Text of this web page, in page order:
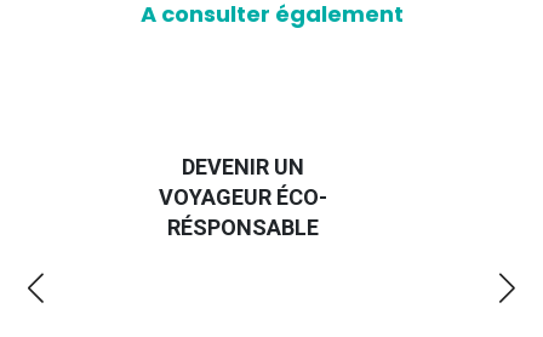
A consulter également
GUIDE DES
EMMERDES 2025